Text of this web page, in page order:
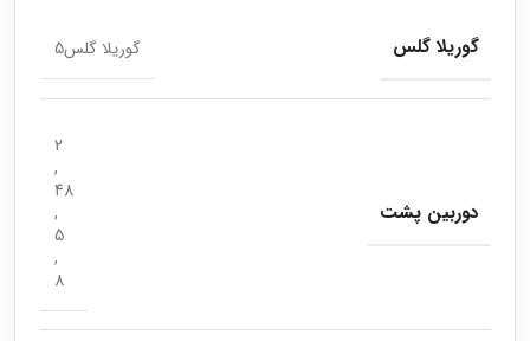
گوریلا گلس گوریلا گلس5
دوربین پشت
2
,
48
,
5
,
8